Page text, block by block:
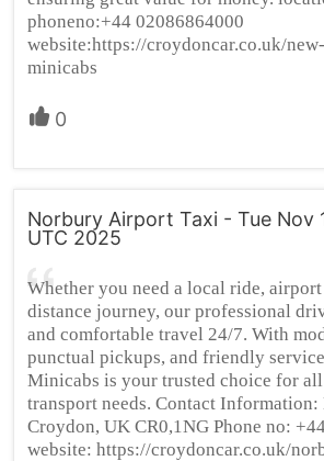
phoneno:+44 02086864000
website:https://croydoncar.co.uk/
minicabs
0
Norbury Airport Taxi - Tue Nov
UTC 2025
Whether you need a local ride,
distance journey, our professional
and comfortable travel 24/7. With
punctual pickups, and friendly
Minicabs is your trusted choice for
transport needs. Contact
Croydon, UK CR0,1NG Phone no:
website: https://croydoncar.co.uk/